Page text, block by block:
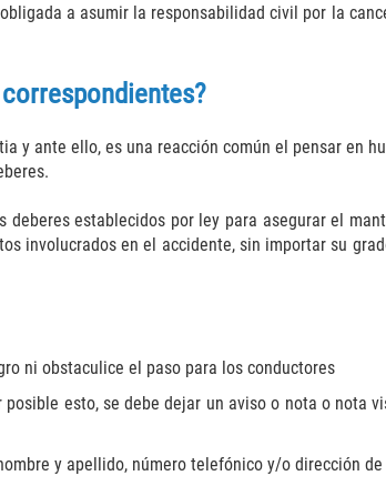
a asumir la responsabilidad civil por la
y ante ello, es una reacción común el pensar en
establecidos por ley para asegurar el
involucrados en el accidente, sin importar su
ni obstaculice el paso para los conductores
esto, se debe dejar un aviso o nota o nota
y apellido, número telefónico y/o dirección